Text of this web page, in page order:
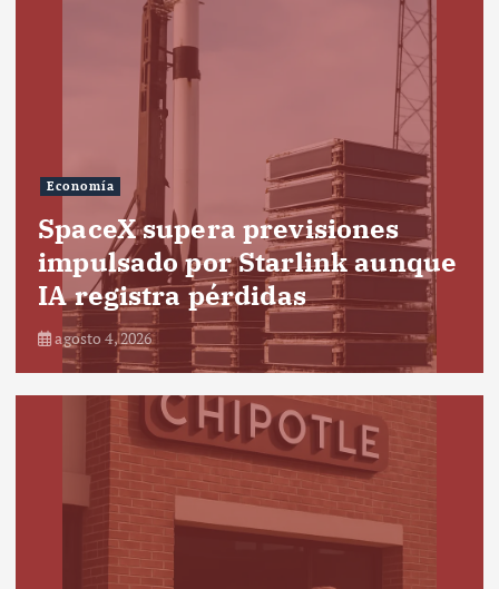
Economía
SpaceX supera previsiones
impulsado por Starlink aunque
IA registra pérdidas
agosto 4, 2026